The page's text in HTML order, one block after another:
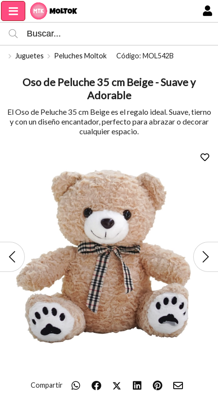
Compartir por email
Enviar
Juguetes Peluches Moltok Código: MOL542B
Oso de Peluche 35 cm Beige - Suave y
Adorable
El Oso de Peluche 35 cm Beige es el regalo ideal. Suave, tierno
y con un diseño encantador, perfecto para abrazar o decorar
cualquier espacio.
Compartir